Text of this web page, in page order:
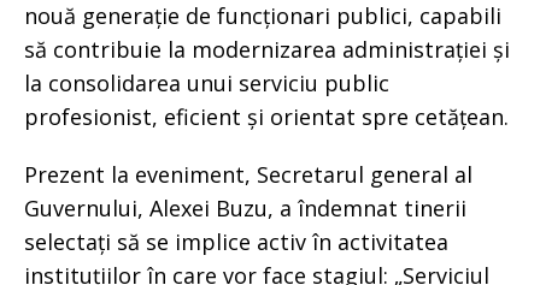
nouă generație de funcționari publici, capabili
să contribuie la modernizarea administrației și
la consolidarea unui serviciu public
profesionist, eficient și orientat spre cetățean.
Prezent la eveniment, Secretarul general al
Guvernului, Alexei Buzu, a îndemnat tinerii
selectați să se implice activ în activitatea
instituțiilor în care vor face stagiul: „Serviciul